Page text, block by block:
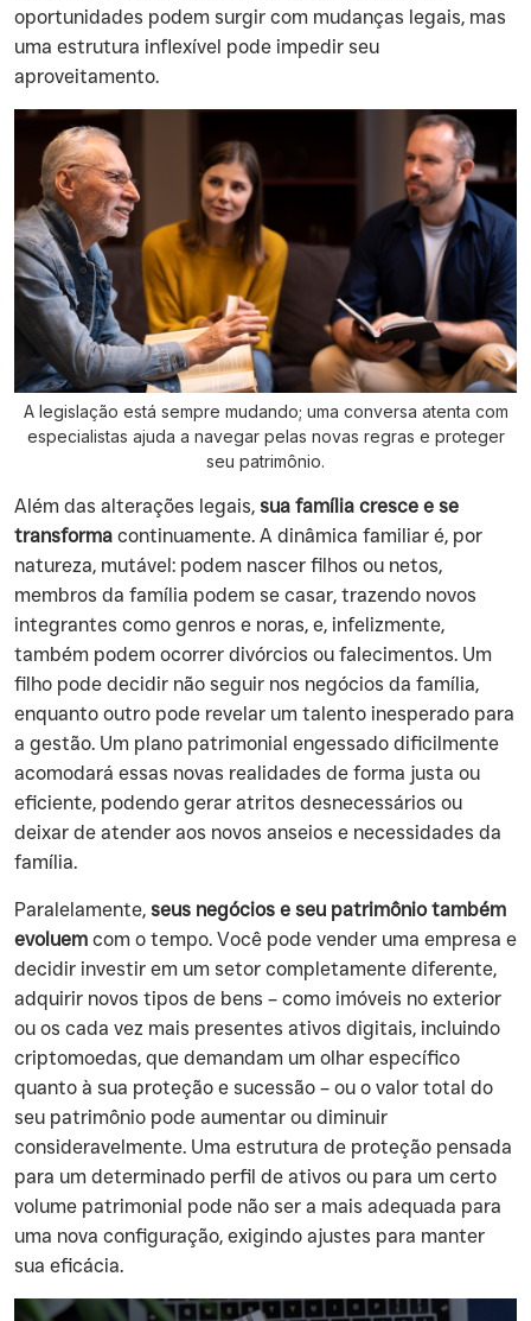
oportunidades podem surgir com mudanças legais, mas
uma estrutura inflexível pode impedir seu
aproveitamento.
A legislação está sempre mudando; uma conversa atenta com
especialistas ajuda a navegar pelas novas regras e proteger
seu patrimônio.
Além das alterações legais, sua família cresce e se
transforma continuamente. A dinâmica familiar é, por
natureza, mutável: podem nascer filhos ou netos,
membros da família podem se casar, trazendo novos
integrantes como genros e noras, e, infelizmente,
também podem ocorrer divórcios ou falecimentos. Um
filho pode decidir não seguir nos negócios da família,
enquanto outro pode revelar um talento inesperado para
a gestão. Um plano patrimonial engessado dificilmente
acomodará essas novas realidades de forma justa ou
eficiente, podendo gerar atritos desnecessários ou
deixar de atender aos novos anseios e necessidades da
família.
Paralelamente, seus negócios e seu patrimônio também
evoluem com o tempo. Você pode vender uma empresa e
decidir investir em um setor completamente diferente,
adquirir novos tipos de bens – como imóveis no exterior
ou os cada vez mais presentes ativos digitais, incluindo
criptomoedas, que demandam um olhar específico
quanto à sua proteção e sucessão – ou o valor total do
seu patrimônio pode aumentar ou diminuir
consideravelmente. Uma estrutura de proteção pensada
para um determinado perfil de ativos ou para um certo
volume patrimonial pode não ser a mais adequada para
uma nova configuração, exigindo ajustes para manter
sua eficácia.